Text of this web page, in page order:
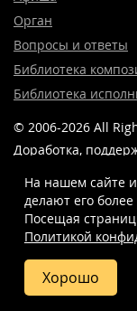
Орган
Вопросы и ответы
Библиотека
Библиотека
© 2006-2026 All
Доработка,
8 (499) 923-22-
На нашем сайте
делают его
Посещая
Политикой
Хорошо